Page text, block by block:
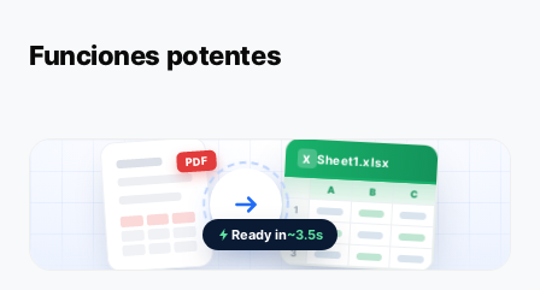
Funciones potentes
PDF X Sheet1.xlsx
A B C
1
2
3
Ready in~3.5s